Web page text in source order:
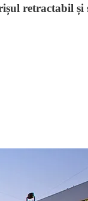
retractabil